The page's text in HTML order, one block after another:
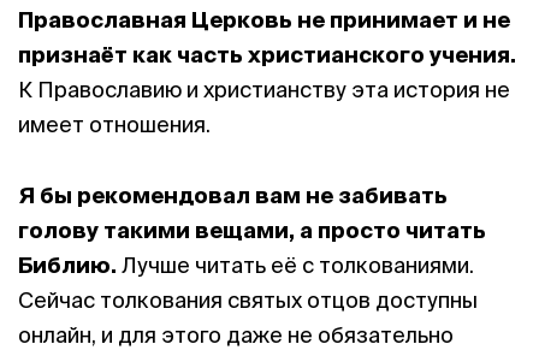
Православная Церковь не принимает и не
признаёт как часть христианского учения.
К Православию и христианству эта история не
имеет отношения.
Я бы рекомендовал вам не забивать
голову такими вещами, а просто читать
Библию. Лучше читать её с толкованиями.
Сейчас толкования святых отцов доступны
онлайн, и для этого даже не обязательно